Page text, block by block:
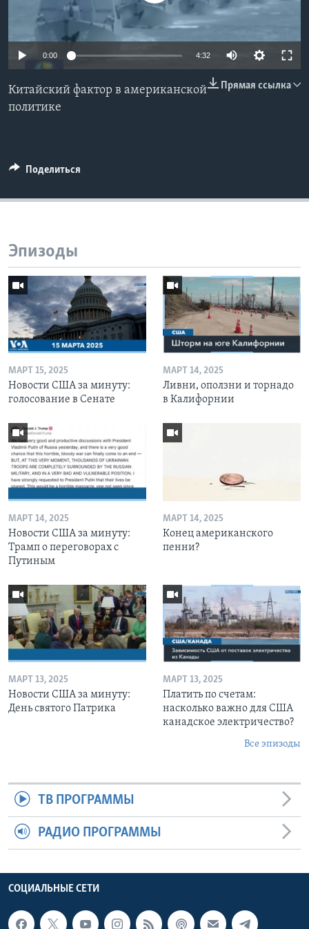
Learning English
СОЦИАЛЬНЫЕ СЕТИ
0:00 4:32
Прямая ссылка
Китайский фактор в американской
политике
Поделиться
Эпизоды
МАРТ 15, 2025
Новости США за минуту:
голосование в Сенате
МАРТ 14, 2025
Ливни, оползни и торнадо
в Калифорнии
МАРТ 14, 2025
Новости США за минуту:
Трамп о переговорах с
Путиным
МАРТ 14, 2025
Конец американского
пенни?
МАРТ 13, 2025
Новости США за минуту:
День святого Патрика
МАРТ 13, 2025
Платить по счетам:
насколько важно для США
канадское электричество?
Все эпизоды
ТВ ПРОГРАММЫ
РАДИО ПРОГРАММЫ
СОЦИАЛЬНЫЕ СЕТИ